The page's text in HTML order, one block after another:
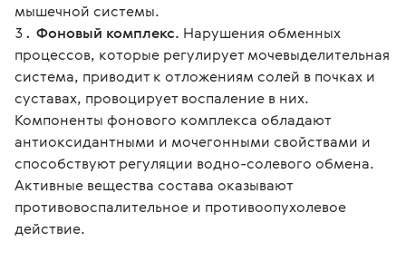
мышечной системы.
Фоновый комплекс. Нарушения обменных
процессов, которые регулирует мочевыделительная
система, приводит к отложениям солей в почках и
суставах, провоцирует воспаление в них.
Компоненты фонового комплекса обладают
антиоксидантными и мочегонными свойствами и
способствуют регуляции водно-солевого обмена.
Активные вещества состава оказывают
противовоспалительное и противоопухолевое
действие.